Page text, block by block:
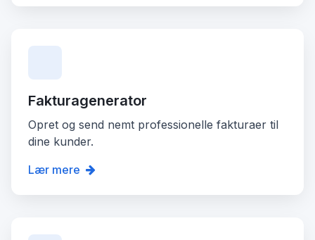
Fakturagenerator
Opret og send nemt professionelle fakturaer til
dine kunder.
Lær mere